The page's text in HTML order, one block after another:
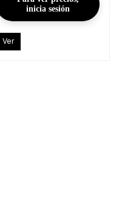
inicia sesión
Ver